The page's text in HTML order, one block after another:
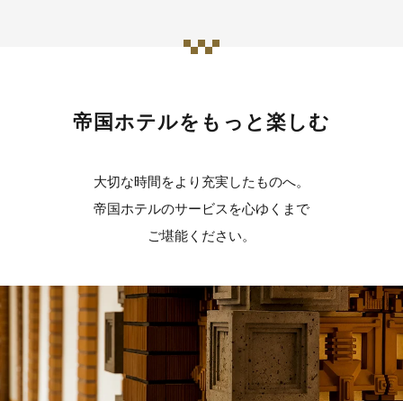
帝国ホテルをもっと楽しむ
大切な時間をより充実したものへ。
帝国ホテルのサービスを心ゆくまで
ご堪能ください。